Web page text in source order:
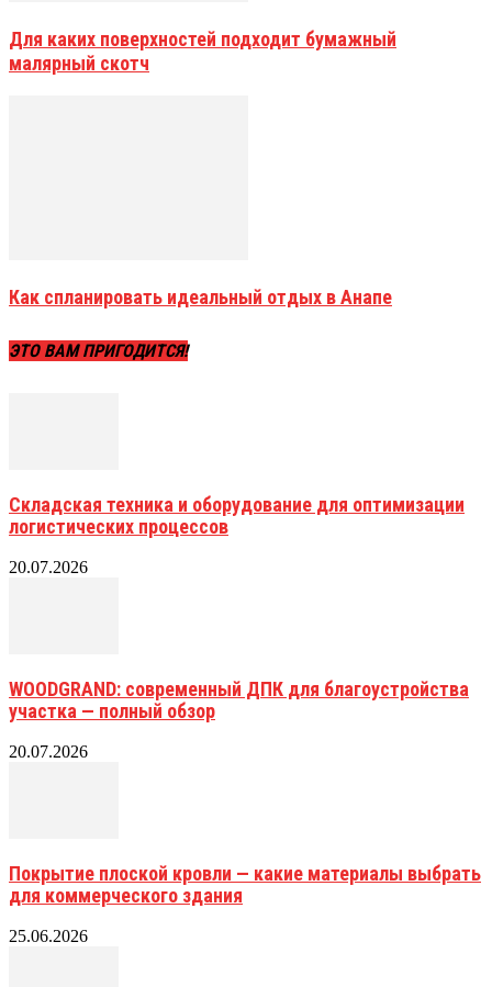
Для каких поверхностей подходит бумажный
малярный скотч
Как спланировать идеальный отдых в Анапе
ЭТО ВАМ ПРИГОДИТСЯ!
Складская техника и оборудование для оптимизации
логистических процессов
20.07.2026
WOODGRAND: современный ДПК для благоустройства
участка — полный обзор
20.07.2026
Покрытие плоской кровли — какие материалы выбрать
для коммерческого здания
25.06.2026